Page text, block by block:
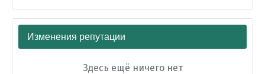
Изменения репутации
Здесь ещё ничего нет